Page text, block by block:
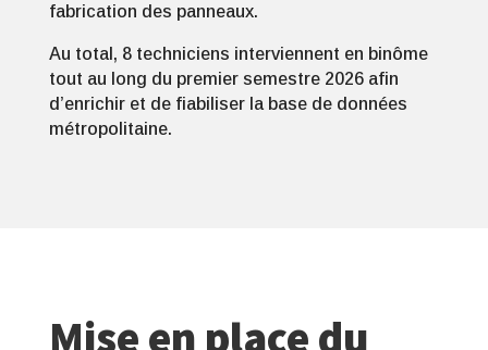
fabrication des panneaux.
Au total, 8 techniciens interviennent en binôme
tout au long du premier semestre 2026 afin
d’enrichir et de fiabiliser la base de données
métropolitaine.
Mise en place du